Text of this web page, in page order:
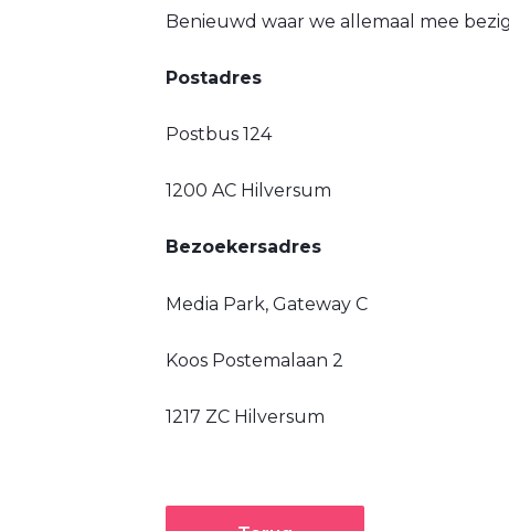
Benieuwd waar we allemaal mee
Postadres
Postbus 124
1200 AC Hilversum
Bezoekersadres
Media Park, Gateway C
Koos Postemalaan 2
1217 ZC Hilversum